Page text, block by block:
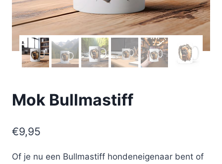
Mok Bullmastiff
€9,95
Of je nu een Bullmastiff hondeneigenaar bent of